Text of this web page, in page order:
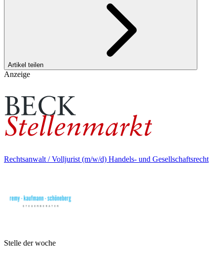
Artikel teilen
Anzeige
Rechtsanwalt / Volljurist (m/w/d) Handels- und Gesellschaftsrecht
Stelle der woche